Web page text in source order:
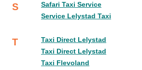
S
Safari Taxi Service
Service Lelystad Taxi
T
Taxi Direct Lelystad
Taxi Direct Lelystad
Taxi Flevoland